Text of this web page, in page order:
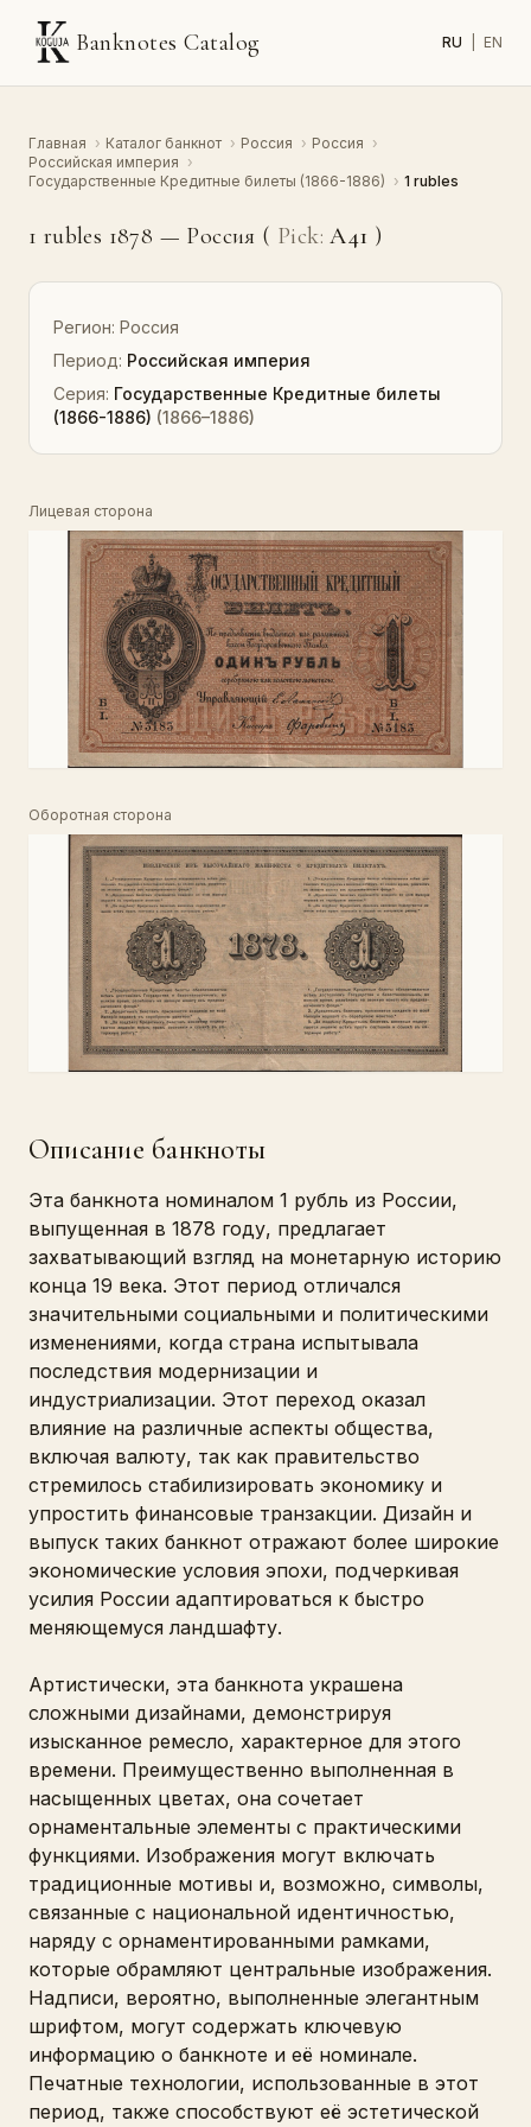
Banknotes Catalog RU EN
Главная › Каталог банкнот › Россия › Россия ›
Российская империя ›
Государственные Кредитные билеты (1866-1886) › 1 rubles
1 rubles 1878 — Россия ( Pick: A41 )
Регион: Россия
Период: Российская империя
Серия: Государственные Кредитные билеты
(1866-1886) (1866–1886)
Лицевая сторона
Оборотная сторона
Описание банкноты
Эта банкнота номиналом 1 рубль из России,
выпущенная в 1878 году, предлагает
захватывающий взгляд на монетарную историю
конца 19 века. Этот период отличался
значительными социальными и политическими
изменениями, когда страна испытывала
последствия модернизации и
индустриализации. Этот переход оказал
влияние на различные аспекты общества,
включая валюту, так как правительство
стремилось стабилизировать экономику и
упростить финансовые транзакции. Дизайн и
выпуск таких банкнот отражают более широкие
экономические условия эпохи, подчеркивая
усилия России адаптироваться к быстро
меняющемуся ландшафту.
Артистически, эта банкнота украшена
сложными дизайнами, демонстрируя
изысканное ремесло, характерное для этого
времени. Преимущественно выполненная в
насыщенных цветах, она сочетает
орнаментальные элементы с практическими
функциями. Изображения могут включать
традиционные мотивы и, возможно, символы,
связанные с национальной идентичностью,
наряду с орнаментированными рамками,
которые обрамляют центральные изображения.
Надписи, вероятно, выполненные элегантным
шрифтом, могут содержать ключевую
информацию о банкноте и её номинале.
Печатные технологии, использованные в этот
период, также способствуют её эстетической